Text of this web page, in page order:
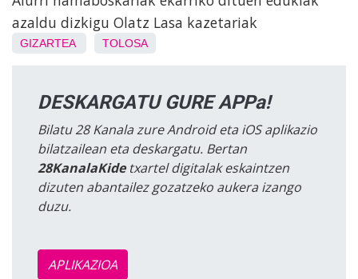
azaldu dizkigu Olatz Lasa kazetariak
GIZARTEA TOLOSA
DESKARGATU GURE APPa!
Bilatu 28 Kanala zure Android eta iOS aplikazio
bilatzailean eta deskargatu. Bertan
28KanalaKidetxartel digitalak eskaintzen
dizuten abantailez gozatzeko aukera izango
duzu.
APLIKAZIOA